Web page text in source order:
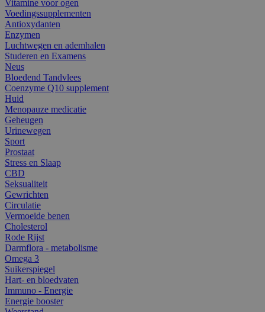
Vitamine voor ogen
Voedingssupplementen
Antioxydanten
Enzymen
Luchtwegen en ademhalen
Studeren en Examens
Neus
Bloedend Tandvlees
Coenzyme Q10 supplement
Huid
Menopauze medicatie
Geheugen
Urinewegen
Sport
Prostaat
Stress en Slaap
CBD
Seksualiteit
Gewrichten
Circulatie
Vermoeide benen
Cholesterol
Rode Rijst
Darmflora - metabolisme
Omega 3
Suikerspiegel
Hart- en bloedvaten
Immuno - Energie
Energie booster